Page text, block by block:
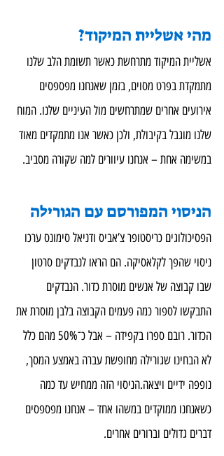
מהי אשליית המיקוד?
אשליית המיקוד מתרחשת כאשר תשומת הלב שלנו
מתמקדת בפרט מסוים, בזמן שאנחנו מפספסים
אירועים אחרים שמתרחשים מול העיניים שלנו. המוח
שלנו מוגבל בקיבולת, ולכן כאשר אנו מתמקדים מאוד
במשימה אחת – אנחנו עיוורים למה שקורה מסביב.
הניסוי המפורסם עם הגורילה
הפסיכולוגים כריסטופר צ’אביס ודניאל סימונס ערכו
ניסוי שהפך לקלאסיקה. הם הראו לנבדקים סרטון
שבו קבוצה של אנשים מוסרת כדור. הנבדקים
התבקשו לספור כמה פעמים הקבוצה בלבן מוסרת את
הכדור. רובם ספרו בקפידה – אבל כ־50% מהם כלל
לא הבחינו שגורילה מחופשת עברה באמצע המסך,
נופפה ידיים ויצאה.הניסוי הזה ממחיש עד כמה
כשאנחנו ממוקדים במשהו אחד – אנחנו מפספסים
דברים גדולים וברורים אחרים.